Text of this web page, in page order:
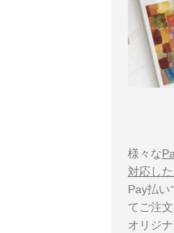
様々な
対応し
Pay払い
てご注
オリジ